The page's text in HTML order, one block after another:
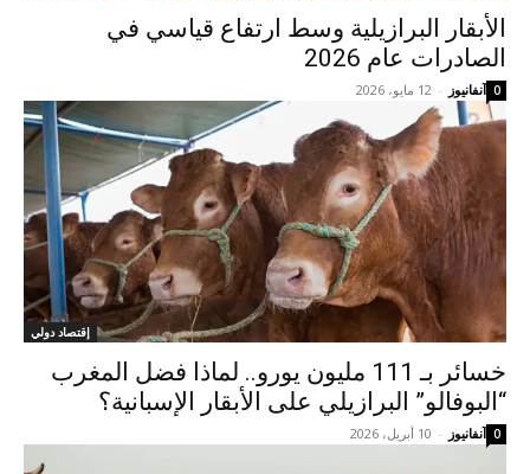
الأبقار البرازيلية وسط ارتفاع قياسي في
الصادرات عام 2026
آنفانيوز - 12 مايو، 2026 0
إقتصاد دولي
خسائر بـ 111 مليون يورو.. لماذا فضل المغرب
“البوفالو” البرازيلي على الأبقار الإسبانية؟
آنفانيوز - 10 أبريل، 2026 0